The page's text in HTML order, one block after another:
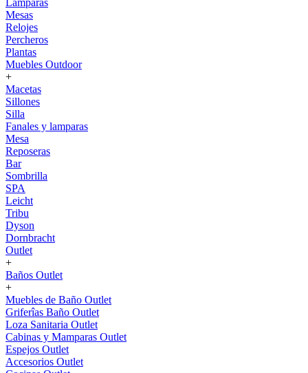
Lámparas
Mesas
Relojes
Percheros
Plantas
Muebles Outdoor
+
Macetas
Sillones
Silla
Fanales y lamparas
Mesa
Reposeras
Bar
Sombrilla
SPA
Leicht
Tribu
Dyson
Dornbracht
Outlet
+
Baños Outlet
+
Muebles de Baño Outlet
Griferîas Baño Outlet
Loza Sanitaria Outlet
Cabinas y Mamparas Outlet
Espejos Outlet
Accesorios Outlet